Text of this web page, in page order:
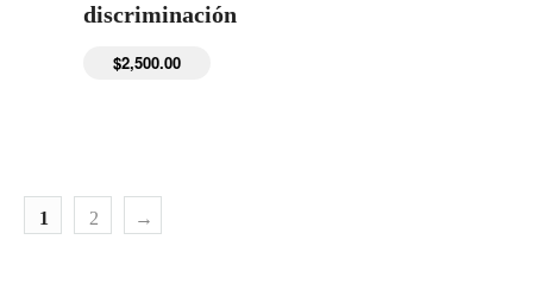
discriminación
$2,500.00
1 2 →